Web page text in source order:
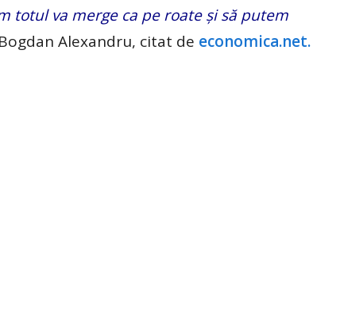
totul va merge ca pe roate și să putem
Alexandru, citat de economica.net.